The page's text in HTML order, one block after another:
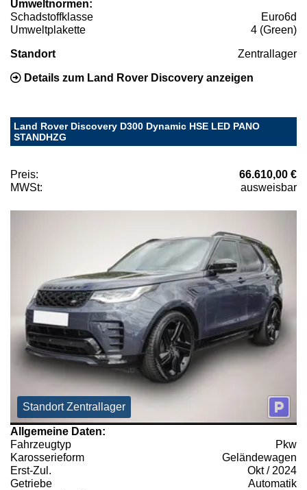
Umweltnormen:
Schadstoffklasse
Euro6d
Umweltplakette
4 (Green)
Standort Zentrallager
Details zum Land Rover Discovery anzeigen
Land Rover Discovery D300 Dynamic HSE LED PANO
STANDHZG
Preis:
66.610,00 €
MWSt:
ausweisbar
Standort Zentrallager
Allgemeine Daten:
Fahrzeugtyp
Pkw
Karosserieform
Geländewagen
Erst-Zul.
Okt / 2024
Getriebe
Automatik